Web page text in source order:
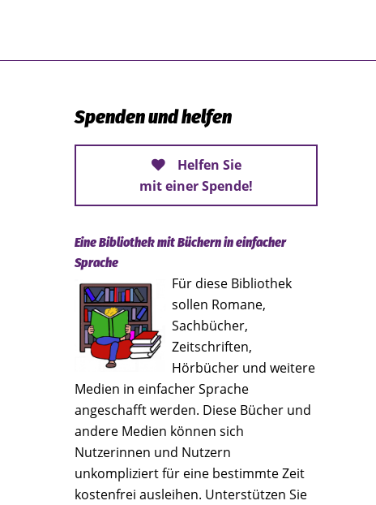
Spenden und helfen
Helfen Sie
mit einer Spende!
Eine Bibliothek mit Büchern in einfacher
Sprache
Für diese Bibliothek
sollen Romane,
Sachbücher,
Zeitschriften,
Hörbücher und weitere
Medien in einfacher Sprache
angeschafft werden. Diese Bücher und
andere Medien können sich
Nutzerinnen und Nutzern
unkompliziert für eine bestimmte Zeit
kostenfrei ausleihen. Unterstützen Sie